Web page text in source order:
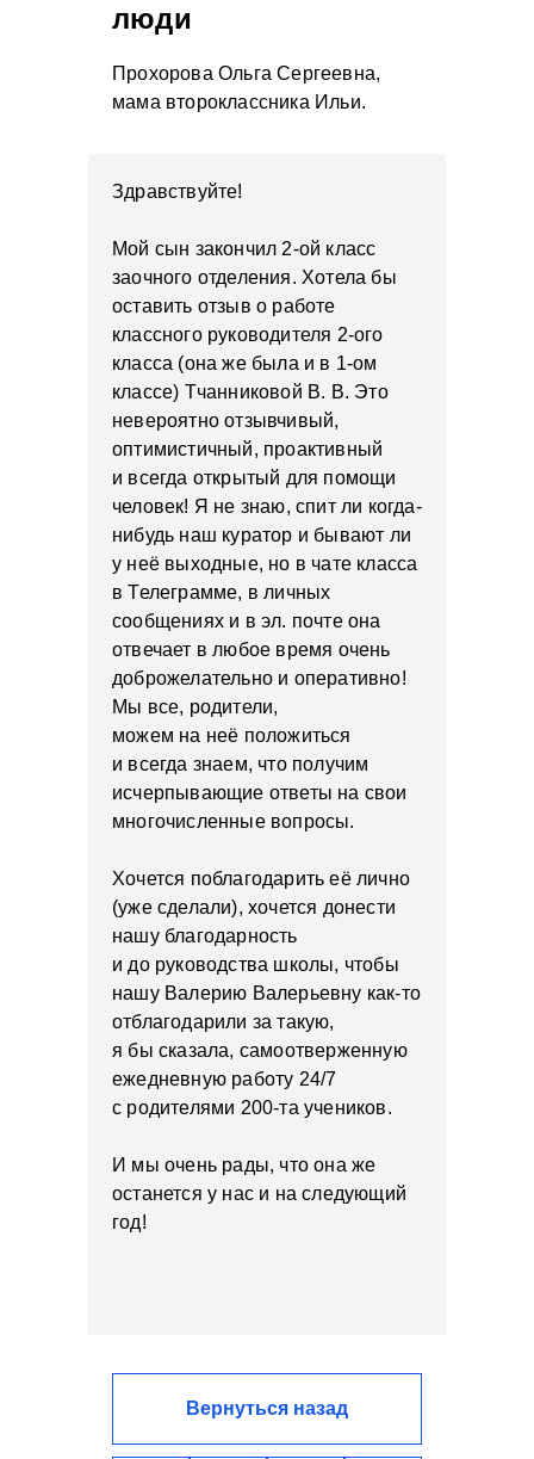
люди
Вернуться назад
Прохорова Ольга Сергеевна,
мама второклассника Ильи.
Здравствуйте!
Мой сын закончил 2-ой класс
заочного отделения. Хотела бы
оставить отзыв о работе
классного руководителя 2-ого
класса (она же была и в 1-ом
классе) Тчанниковой В. В. Это
невероятно отзывчивый,
оптимистичный, проактивный
и всегда открытый для помощи
человек! Я не знаю, спит ли когда-
нибудь наш куратор и бывают ли
у неё выходные, но в чате класса
в Телеграмме, в личных
сообщениях и в эл. почте она
отвечает в любое время очень
доброжелательно и оперативно!
Мы все, родители,
можем на неё положиться
и всегда знаем, что получим
исчерпывающие ответы на свои
многочисленные вопросы.
Хочется поблагодарить её лично
(уже сделали), хочется донести
нашу благодарность
и до руководства школы, чтобы
нашу Валерию Валерьевну как-то
отблагодарили за такую,
я бы сказала, самоотверженную
ежедневную работу 24/7
с родителями 200-та учеников.
И мы очень рады, что она же
останется у нас и на следующий
год!